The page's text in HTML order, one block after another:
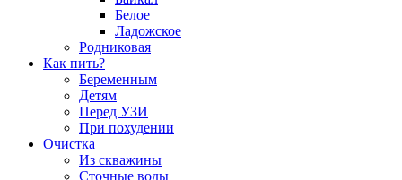
Белое
Ладожское
Родниковая
Как пить?
Беременным
Детям
Перед УЗИ
При похудении
Очистка
Из скважины
Сточные воды